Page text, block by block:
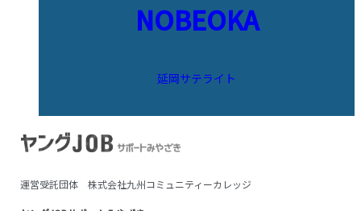
NOBEOKA
延岡サテライト
運営受託団体 株式会社九州コミュニティーカレッジ